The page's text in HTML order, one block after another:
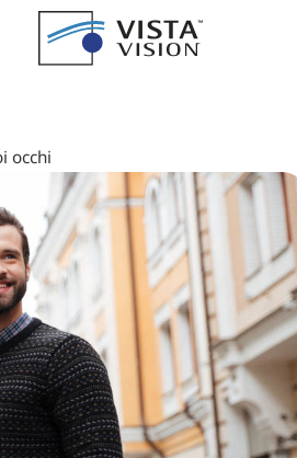
occhi